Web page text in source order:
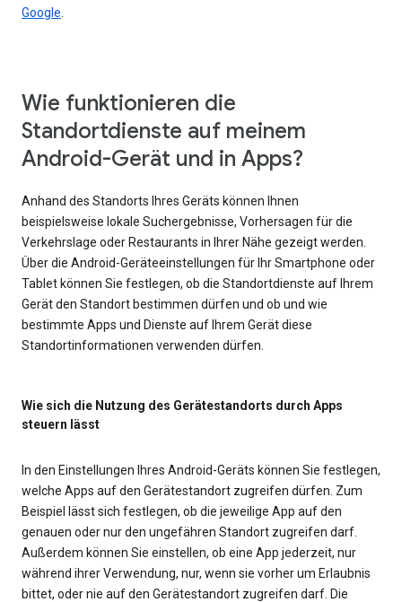
Google
Wie funktionieren die
Standortdienste auf meinem
Android-Gerät und in Apps?
Anhand des Standorts Ihres Geräts können Ihnen
beispielsweise lokale Suchergebnisse, Vorhersagen für die
Verkehrslage oder Restaurants in Ihrer Nähe gezeigt werden.
Über die Android-Geräteeinstellungen für Ihr Smartphone oder
Tablet können Sie festlegen, ob die Standortdienste auf Ihrem
Gerät den Standort bestimmen dürfen und ob und wie
bestimmte Apps und Dienste auf Ihrem Gerät diese
Standortinformationen verwenden dürfen.
Wie sich die Nutzung des Gerätestandorts durch Apps
steuern lässt
In den Einstellungen Ihres Android-Geräts können Sie festlegen,
welche Apps auf den Gerätestandort zugreifen dürfen. Zum
Beispiel lässt sich festlegen, ob die jeweilige App auf den
genauen oder nur den ungefähren Standort zugreifen darf.
Außerdem können Sie einstellen, ob eine App jederzeit, nur
während ihrer Verwendung, nur, wenn sie vorher um Erlaubnis
bittet, oder nie auf den Gerätestandort zugreifen darf. Die